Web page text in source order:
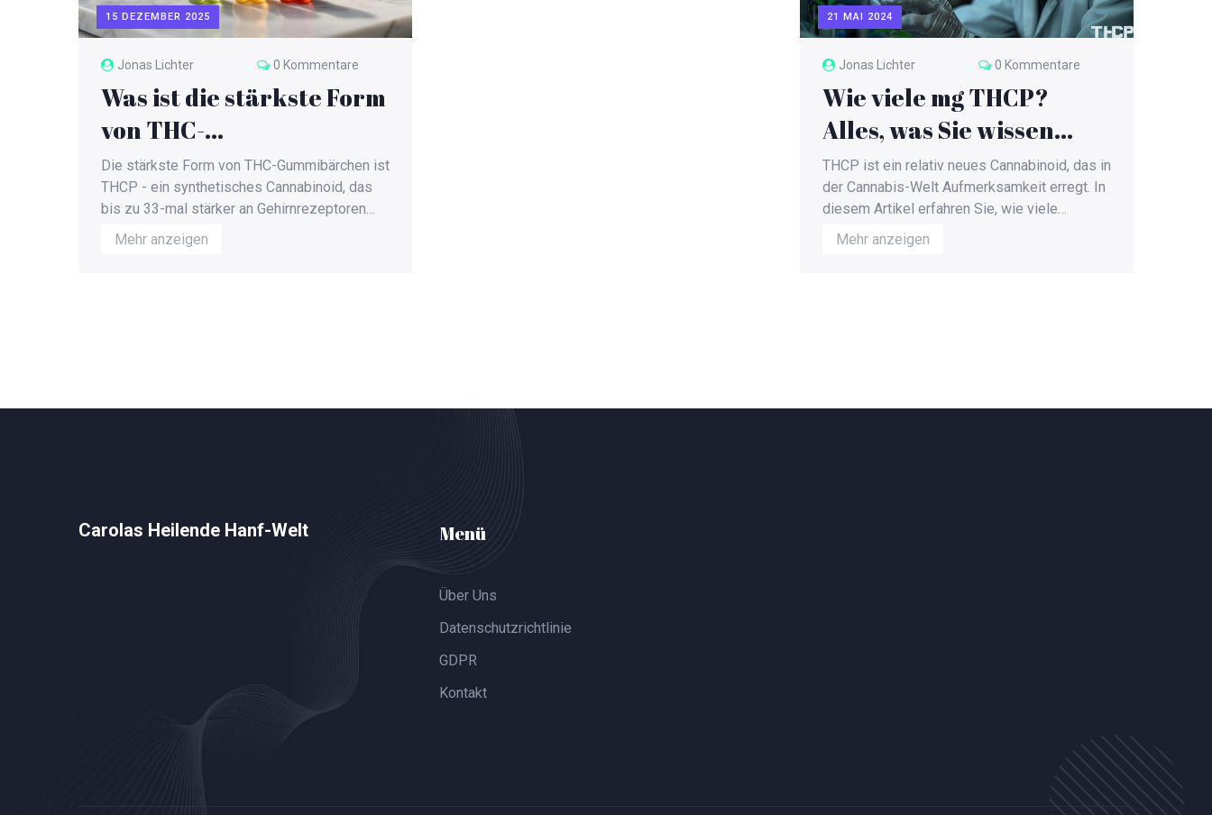
15 DEZEMBER 2025
Jonas Lichter 0 Kommentare
Was ist die stärkste Form
von THC-
Gummibärchen?
Die stärkste Form von THC-Gummibärchen ist
THCP - ein synthetisches Cannabinoid, das
bis zu 33-mal stärker an Gehirnrezeptoren
bindet als herkömmliches Delta-9-THC.
Erfahre, warum THCP, THC-O und THC-P die
Mehr anzeigen
21 MAI 2024
Jonas Lichter 0 Kommentare
Wie viele mg THCP?
Alles, was Sie wissen
müssen
THCP ist ein relativ neues Cannabinoid, das in
der Cannabis-Welt Aufmerksamkeit erregt. In
diesem Artikel erfahren Sie, wie viele
Milligramm THCP als sicher gelten und wie
die Wirkung im Vergleich zu anderen
Mehr anzeigen
Carolas Heilende Hanf-Welt Menü
Über Uns
Datenschutzrichtlinie
GDPR
Kontakt